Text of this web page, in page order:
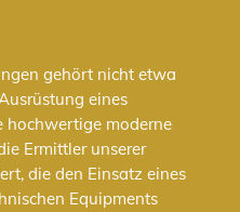
gehört nicht etwa
eines
hochwertige moderne
Ermittler unserer
die den Einsatz eines
Equipments